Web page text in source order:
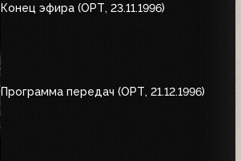
Конец эфира (ОРТ, 23.11.1996)
Программа передач (ОРТ, 21.12.1996)